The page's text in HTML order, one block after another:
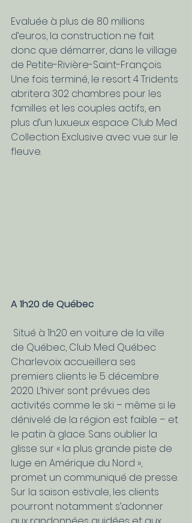
Evaluée à plus de 80 millions
d’euros, la construction ne fait
donc que démarrer, dans le village
de Petite-Rivière-Saint-François.
Une fois terminé, le resort 4 Tridents
abritera 302 chambres pour les
familles et les couples actifs, en
plus d’un luxueux espace Club Med
Collection Exclusive avec vue sur le
fleuve.
A 1h20 de Québec
de Québec, Club Med Québec
Charlevoix accueillera ses
premiers clients le 5 décembre
2020. L’hiver sont prévues des
activités comme le ski – même si le
dénivelé de la région est faible – et
le patin à glace. Sans oublier la
glisse sur « la plus grande piste de
luge en Amérique du Nord »,
promet un communiqué de presse.
Sur la saison estivale, les clients
pourront notamment s’adonner